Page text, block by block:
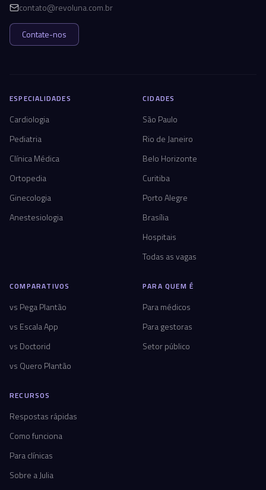
contato@revoluna.com.br
Contate-nos
ESPECIALIDADES
Cardiologia
Pediatria
Clínica Médica
Ortopedia
Ginecologia
Anestesiologia
CIDADES
São Paulo
Rio de Janeiro
Belo Horizonte
Curitiba
Porto Alegre
Brasília
Hospitais
Todas as vagas
COMPARATIVOS
vs Pega Plantão
vs Escala App
vs Doctorid
vs Quero Plantão
PARA QUEM É
Para médicos
Para gestoras
Setor público
RECURSOS
Respostas rápidas
Como funciona
Para clínicas
Sobre a Julia